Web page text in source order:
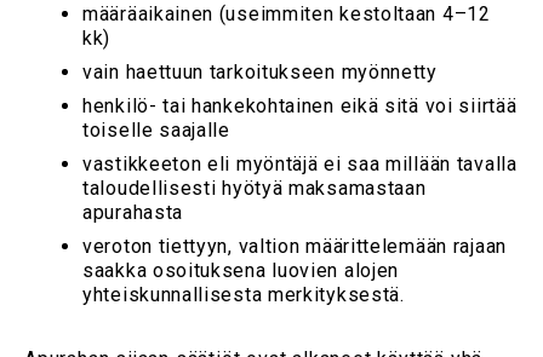
määräaikainen (useimmiten kestoltaan 4–12
kk)
vain haettuun tarkoitukseen myönnetty
henkilö- tai hankekohtainen eikä sitä voi siirtää
toiselle saajalle
vastikkeeton eli myöntäjä ei saa millään tavalla
taloudellisesti hyötyä maksamastaan
apurahasta
veroton tiettyyn, valtion määrittelemään rajaan
saakka osoituksena luovien alojen
yhteiskunnallisesta merkityksestä.